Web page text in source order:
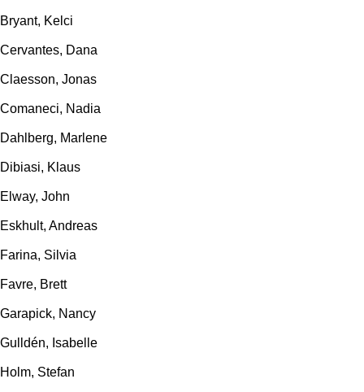
Bryant, Kelci
Cervantes, Dana
Claesson, Jonas
Comaneci, Nadia
Dahlberg, Marlene
Dibiasi, Klaus
Elway, John
Eskhult, Andreas
Farina, Silvia
Favre, Brett
Garapick, Nancy
Gulldén, Isabelle
Holm, Stefan